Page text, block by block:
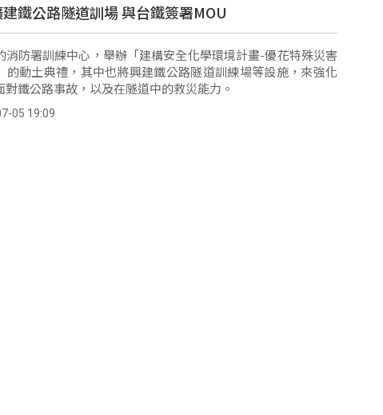
鐵公路隧道訓場 與台鐵簽署MOU
消防署訓練中心，舉辦「建構安全化學環境計畫-優花特殊災害
的動土典禮，其中也將興建鐵公路隧道訓練場等設施，來強化
對鐵公路事故，以及在隧道中的救災能力。
05 19:09